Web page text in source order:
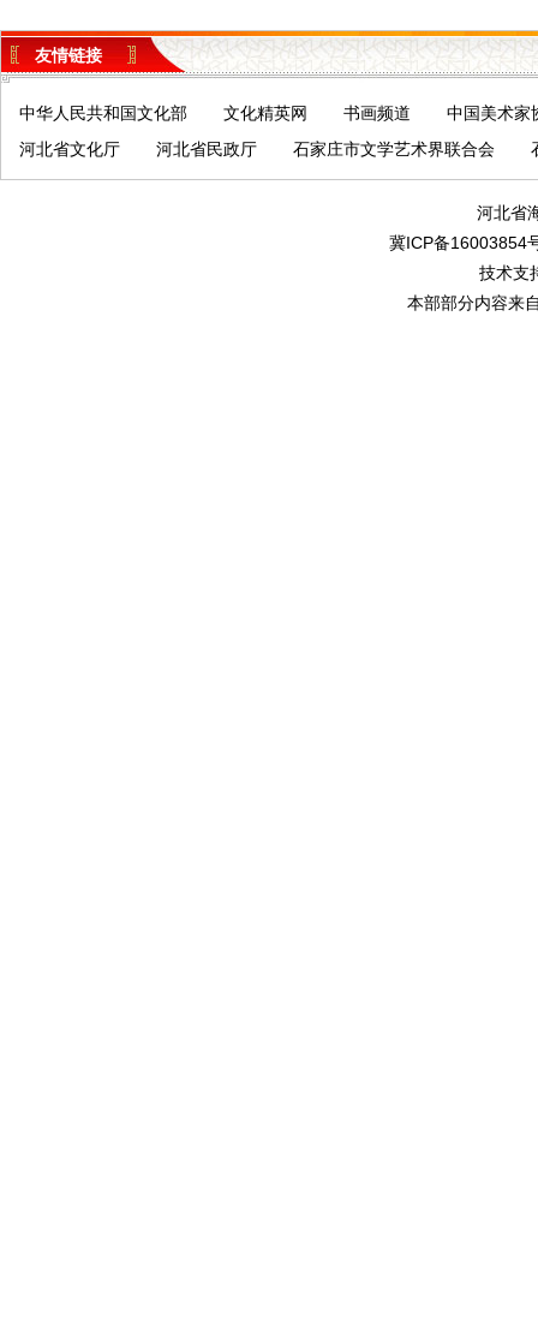
友情链接
中华人民共和国文化部 文化精英网 书画频道
中国美术家
河北省文化厅
河北省民政厅 石家庄市文学艺术界联合会
河北省
冀ICP备16003854
技术支
本部部分内容来